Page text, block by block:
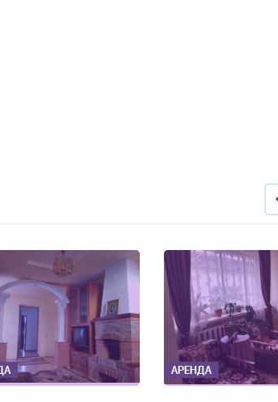
АРЕНДА АРЕНДА